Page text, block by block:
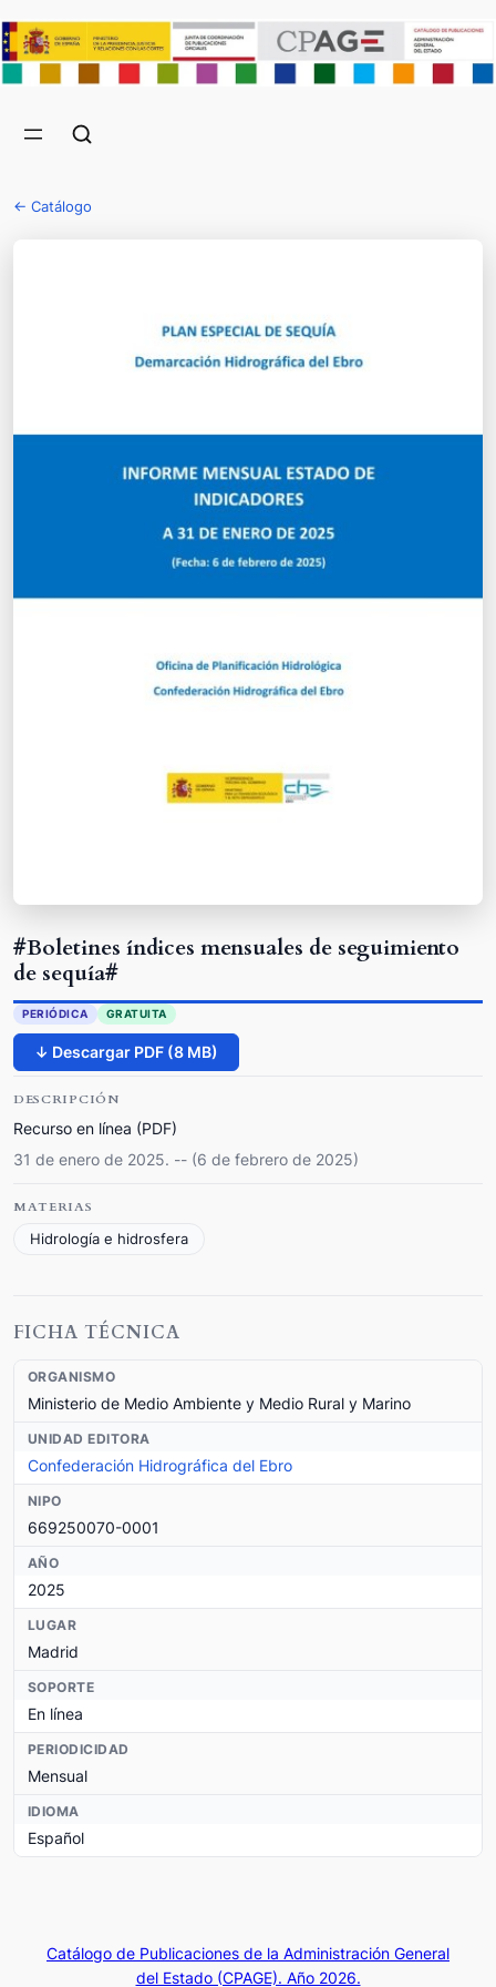
← Catálogo
#Boletines índices mensuales de seguimiento
de sequía#
PERIÓDICA GRATUITA
↓ Descargar PDF (8 MB)
DESCRIPCIÓN
Recurso en línea (PDF)
31 de enero de 2025. -- (6 de febrero de 2025)
MATERIAS
Hidrología e hidrosfera
FICHA TÉCNICA
ORGANISMO
Ministerio de Medio Ambiente y Medio Rural y Marino
UNIDAD EDITORA
Confederación Hidrográfica del Ebro
NIPO
669250070-0001
AÑO
2025
LUGAR
Madrid
SOPORTE
En línea
PERIODICIDAD
Mensual
IDIOMA
Español
Catálogo de Publicaciones de la Administración General
del Estado (CPAGE). Año 2026.